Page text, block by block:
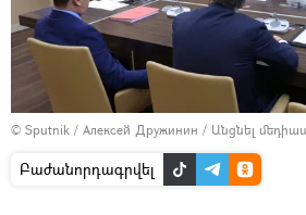
© Sputnik / Алексей Дружинин / Անցնել
Բաժանորդագրվել